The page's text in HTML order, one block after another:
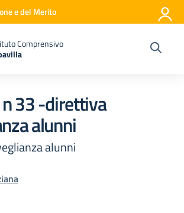
e del Merito
Comprensivo
33 -direttiva
alunni
alunni